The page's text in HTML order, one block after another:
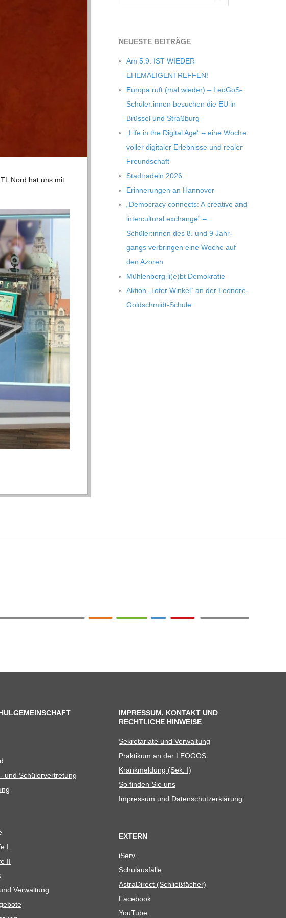
Nord hat uns mit
NEU­ESTE BEITRÄGE
Am 5.9. IST WIEDER
EHEMALIGENTREFFEN!
Europa ruft (mal wie­der) – LeoGoS-
Schüler:innen besu­chen die EU in
Brüs­sel und Straßburg
„Life in the Digi­tal Age“ – eine Woche
vol­ler digi­ta­ler Erleb­nisse und rea­ler
Freundschaft
Stadt­ra­deln 2026
Erin­ne­run­gen an Hannover
„Demo­cracy con­nects: A crea­tive and
inter­cul­tu­ral exch­ange” –
Schüler:innen des 8. und 9 Jahr­
gangs ver­brin­gen eine Woche auf
den Azoren
Müh­len­berg li(e)bt Demokratie
Aktion „Toter Win­kel“ an der Leonore-
Goldschmidt-Schule
und Schülervertretung
I
II
Verwaltung
IMPRESSUM, KONTAKT UND
RECHTLICHE HINWEISE
Sekre­ta­riate und Verwaltung
Prak­ti­kum an der LEOGOS
Krank­mel­dung (Sek. I)
So fin­den Sie uns
Impres­sum und Datenschutzerklärung
EXTERN
iServ
Schul­aus­fälle
Astra­Di­rect (Schließ­fä­cher)
Face­book
You­Tube